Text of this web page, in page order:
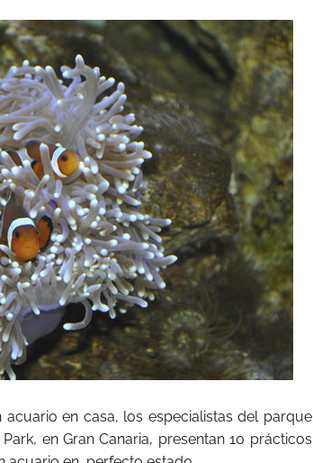
en casa, los especialistas del parque
en Gran Canaria, presentan 10 prácticos